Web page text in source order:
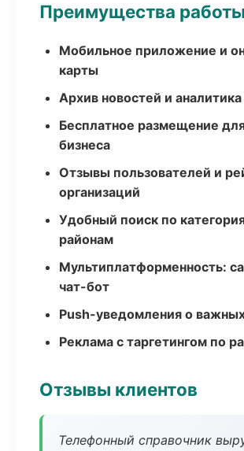
Преимущества
Мобильное приложение и
карты
Архив новостей и аналитика
Бесплатное размещение
бизнеса
Отзывы пользователей и
организаций
Удобный поиск по
районам
Мультиплатформенность:
чат-бот
Push-уведомления о
Реклама с таргетингом по
Отзывы клиентов
Телефонный справочник